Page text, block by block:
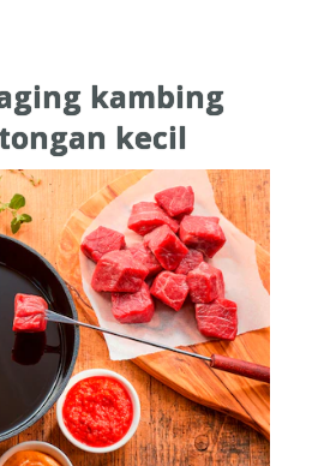
kambing
kecil